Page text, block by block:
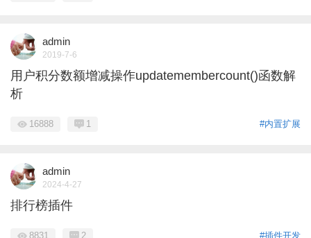
admin
2019-7-6
用户积分数额增减操作updatemembercount()函数解
析
#内置扩展
16888 1
admin
2024-4-27
排行榜插件
#插件开发
8831 2